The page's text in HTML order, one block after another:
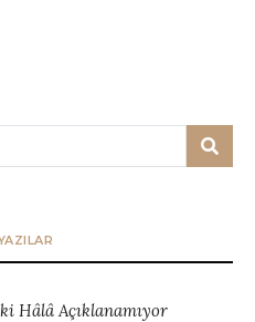
Hâlâ Açıklanamıyor